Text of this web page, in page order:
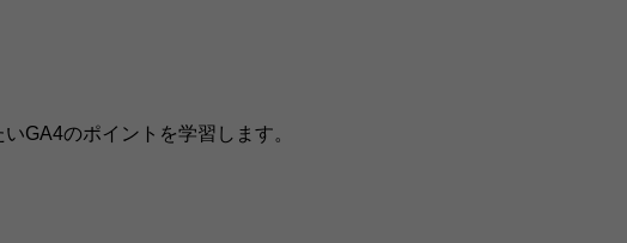
GA4のポイントを学習します。